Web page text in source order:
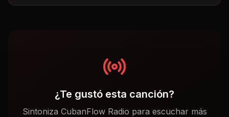
¿Te gustó esta canción?
Sintoniza CubanFlow Radio para escuchar más